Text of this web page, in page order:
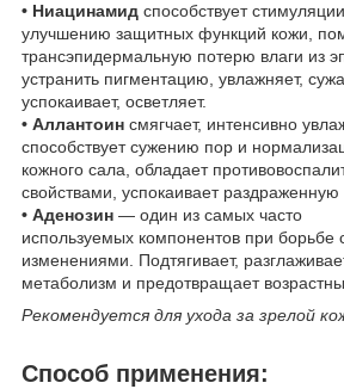
• Ниацинамид способствует
улучшению защитных функций кожи,
трансэпидермальную потерю влаги из
устранить пигментацию, увлажняет,
успокаивает, осветляет.
• Аллантоин смягчает, интенсивно
способствует сужению пор и
кожного сала, обладает
свойствами, успокаивает раздраженную
• Аденозин — один из самых часто
используемых компонентов при борьбе
изменениями. Подтягивает,
метаболизм и предотвращает
Рекомендуется для ухода за зрелой
Способ применения: